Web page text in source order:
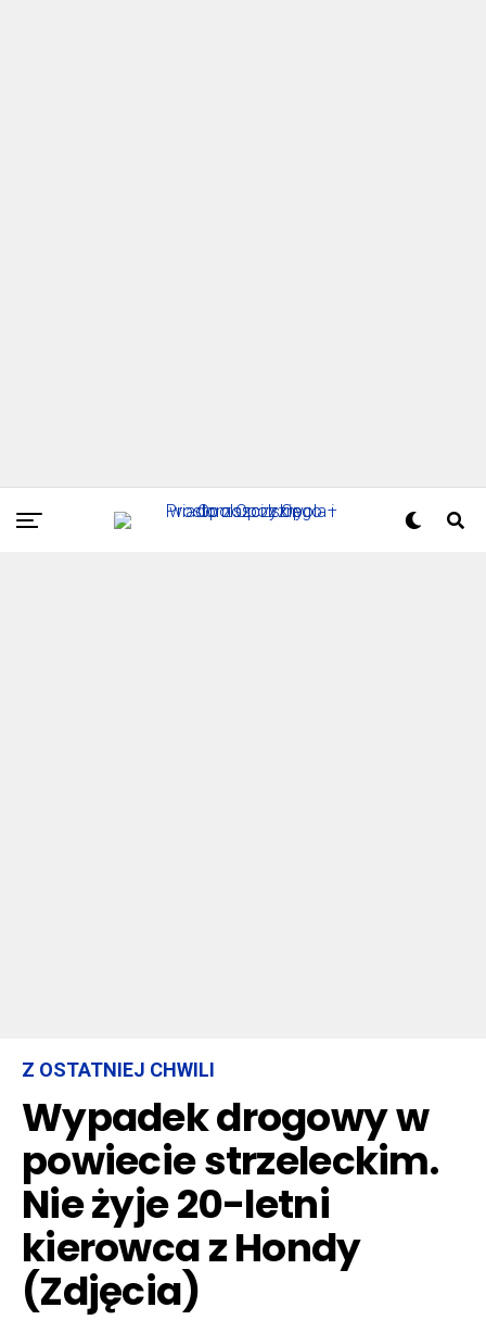
Z OSTATNIEJ CHWILI
Wypadek drogowy w
powiecie strzeleckim.
Nie żyje 20-letni
kierowca z Hondy
(Zdjęcia)